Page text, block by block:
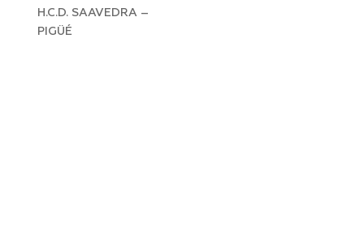
H.C.D. SAAVEDRA –
PIGÜÉ